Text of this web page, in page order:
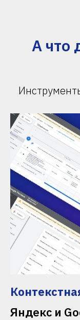
А что
Яндекс и